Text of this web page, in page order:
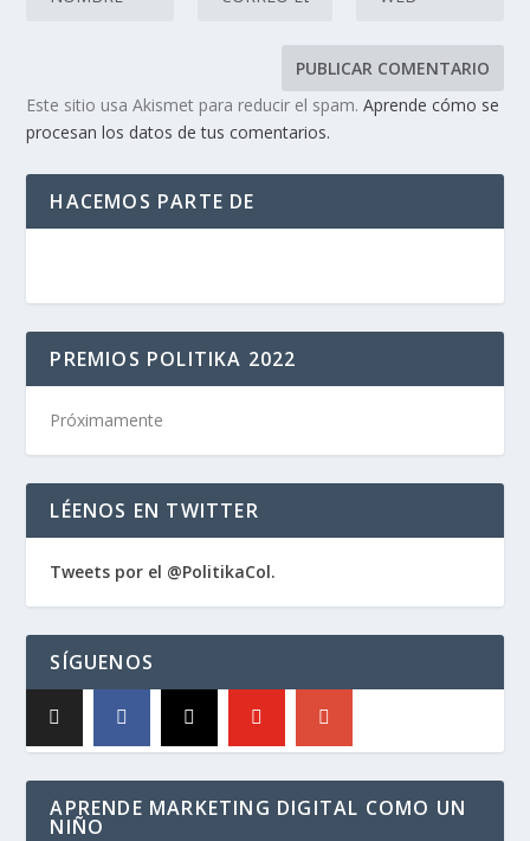
Este sitio usa Akismet para reducir el spam.Aprende cómo se
procesan los datos de tus comentarios.
HACEMOS PARTE DE
PREMIOS POLITIKA 2022
Próximamente
LÉENOS EN TWITTER
Tweets por el @PolitikaCol.
SÍGUENOS
APRENDE MARKETING DIGITAL COMO UN
NIÑO